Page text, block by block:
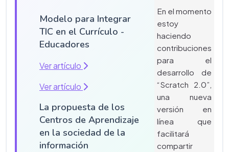
En el momento
estoy
haciendo
contribuciones
para el
desarrollo de
“Scratch 2.0”,
una nueva
versión en
línea que
facilitará
compartir
Modelo para Integrar
TIC en el Currículo -
Educadores
Ver artículo
Ver artículo
La propuesta de los
Centros de Aprendizaje
en la sociedad de la
información